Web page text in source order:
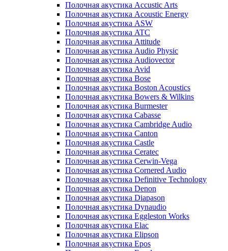
Полочная акустика Accustic Arts
Полочная акустика Acoustic Energy
Полочная акустика ASW
Полочная акустика ATC
Полочная акустика Attitude
Полочная акустика Audio Physic
Полочная акустика Audiovector
Полочная акустика Avid
Полочная акустика Bose
Полочная акустика Boston Acoustics
Полочная акустика Bowers & Wilkins
Полочная акустика Burmester
Полочная акустика Cabasse
Полочная акустика Cambridge Audio
Полочная акустика Canton
Полочная акустика Castle
Полочная акустика Ceratec
Полочная акустика Cerwin-Vega
Полочная акустика Cornered Audio
Полочная акустика Definitive Technology
Полочная акустика Denon
Полочная акустика Diapason
Полочная акустика Dynaudio
Полочная акустика Eggleston Works
Полочная акустика Elac
Полочная акустика Elipson
Полочная акустика Epos